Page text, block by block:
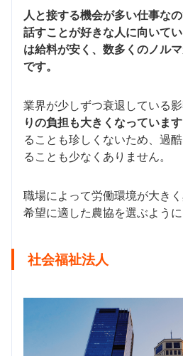
人と接する機会が多い仕事な
話すことが好きな人に向いて
は給料が安く、数多くのノル
です。
業界が少しずつ衰退している影
りの負担も大きくなっています
ることも珍しくないため、過
ることも少なくありません。
職場によって労働環境が大き
希望に適した農協を選ぶように
社会福祉法人